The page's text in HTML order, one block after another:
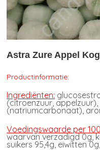
Astra Zure Appel
Productinformatie:
Ingrediënten:
(citroenzuur,
(natriumcarbonaat),
Voedingswaarde per
waarvan verzadigd 0g,
suikers 95,4g, eiwitten